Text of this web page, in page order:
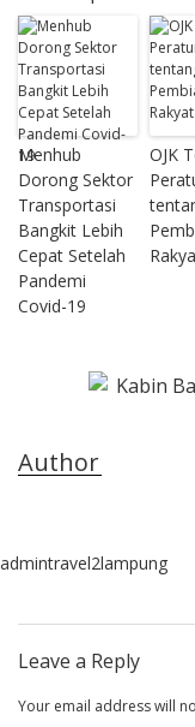
Menhub
Dorong Sektor
Transportasi
Bangkit Lebih
Cepat Setelah
Pandemi
Covid-19
OJK
Author
admintravel2lampung
Leave a Reply
Your email address will